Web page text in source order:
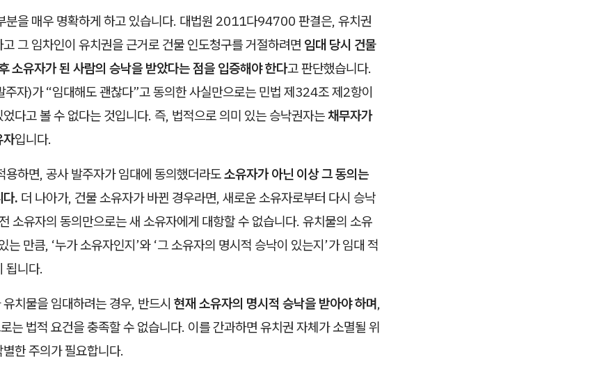
분을 매우 명확하게 하고 있습니다. 대법원 2011다94700 판결은, 유치권
그 임차인이 유치권을 근거로 건물 인도청구를 거절하려면 임대 당시 건물
소유자가 된 사람의 승낙을 받았다는 점을 입증해야 한다고 판단했습니다.
주자)가 “임대해도 괜찮다”고 동의한 사실만으로는 민법 제324조 제2항이
다고 볼 수 없다는 것입니다. 즉, 법적으로 의미 있는 승낙권자는채무자가
자입니다.
용하면, 공사 발주자가 임대에 동의했더라도소유자가 아닌 이상 그 동의는
다. 더 나아가, 건물 소유자가 바뀐 경우라면, 새로운 소유자로부터 다시 승낙
소유자의 동의만으로는 새 소유자에게 대항할 수 없습니다. 유치물의 소유
는 만큼, ‘누가 소유자인지’와 ‘그 소유자의 명시적 승낙이 있는지’가 임대 적
됩니다.
치물을 임대하려는 경우, 반드시 현재 소유자의 명시적 승낙을 받아야 하며,
는 법적 요건을 충족할 수 없습니다. 이를 간과하면 유치권 자체가 소멸될 위
한 주의가 필요합니다.